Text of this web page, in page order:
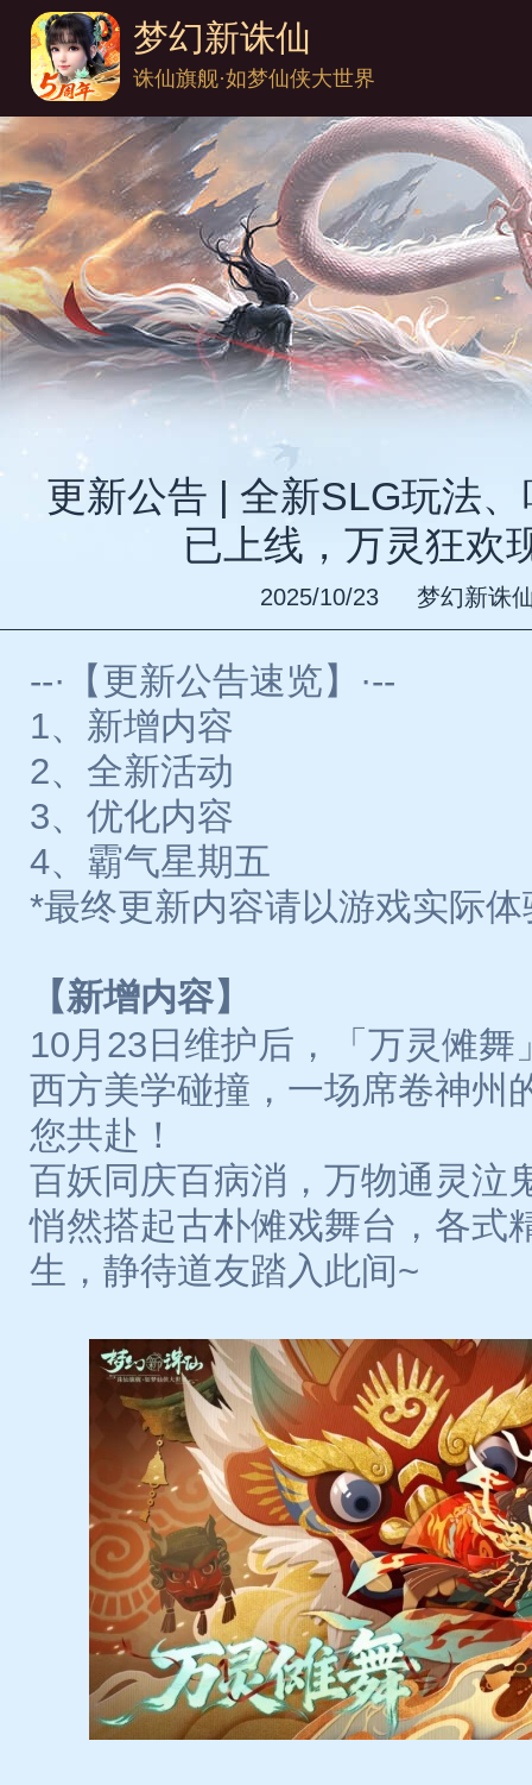
更新公告 | 全新SLG玩法
已上线，万灵狂欢
2025/10/23 梦幻新诛
--·【更新公告速览】·--
1、新增内容
2、全新活动
3、优化内容
4、霸气星期五
*最终更新内容请以游戏实际
【新增内容】
10月23日维护后，「万灵傩
西方美学碰撞，一场席卷神州
您共赴！
百妖同庆百病消，万物通灵泣
悄然搭起古朴傩戏舞台，各式
生，静待道友踏入此间~
梦幻新诛仙
诛仙旗舰·如梦仙侠大世界